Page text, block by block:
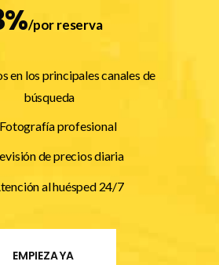
/por reserva
en los principales canales de
búsqueda
Fotografía profesional
de precios diaria
al huésped 24/7
EMPIEZA YA